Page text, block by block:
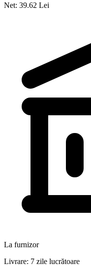
Net: 39.62 Lei
La furnizor
Livrare: 7 zile lucrătoare